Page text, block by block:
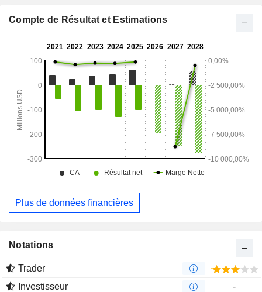
(PRMT5), pour les cancers du SNC, y compris le
répresseur de la transcription silencieuse de l'élément
d'études précliniques, a inversé l'effet d'évasion immunitaire
des mutations avec perte de fonction de STK11.
Compte de Résultat et Estimations
Plus de données financières
Notations
Trader
Investisseur
-